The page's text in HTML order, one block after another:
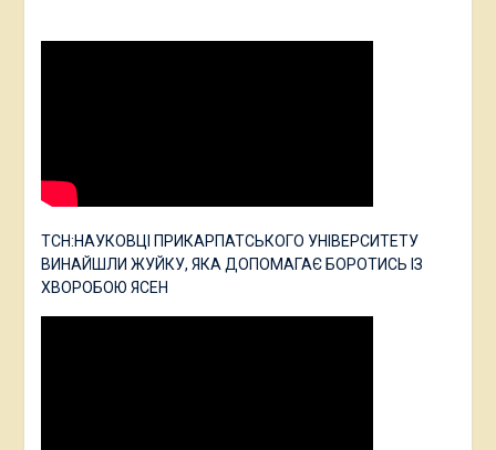
ТСН:НАУКОВЦІ ПРИКАРПАТСЬКОГО УНІВЕРСИТЕТУ
ВИНАЙШЛИ ЖУЙКУ, ЯКА ДОПОМАГАЄ БОРОТИСЬ ІЗ
ХВОРОБОЮ ЯСЕН